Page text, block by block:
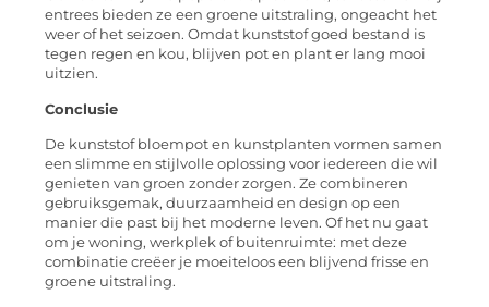
entrees bieden ze een groene uitstraling, ongeacht het
weer of het seizoen. Omdat kunststof goed bestand is
tegen regen en kou, blijven pot en plant er lang mooi
uitzien.
Conclusie
De kunststof bloempot en kunstplanten vormen samen
een slimme en stijlvolle oplossing voor iedereen die wil
genieten van groen zonder zorgen. Ze combineren
gebruiksgemak, duurzaamheid en design op een
manier die past bij het moderne leven. Of het nu gaat
om je woning, werkplek of buitenruimte: met deze
combinatie creëer je moeiteloos een blijvend frisse en
groene uitstraling.